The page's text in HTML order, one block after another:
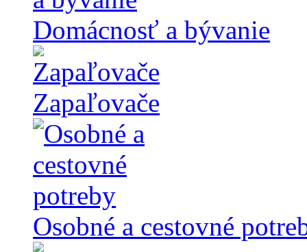
Domácnosť a bývanie
Zapaľovače
Osobné a cestovné